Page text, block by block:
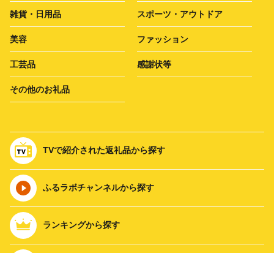
雑貨・日用品 スポーツ・アウトドア
美容 ファッション
工芸品 感謝状等
その他のお礼品
TVで紹介された返礼品から探す
ふるラボチャンネルから探す
ランキングから探す